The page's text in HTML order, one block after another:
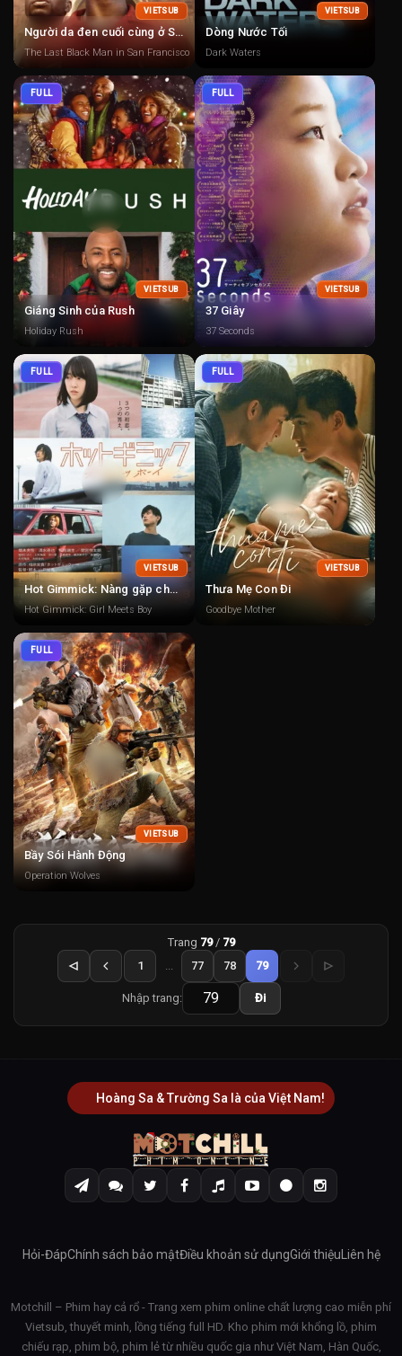
VIETSUB
Người da đen cuối cùng ở San Francisco
The Last Black Man in San Francisco
VIETSUB
Dòng Nước Tối
Dark Waters
FULL
VIETSUB
Giáng Sinh của Rush
Holiday Rush
FULL
VIETSUB
37 Giây
37 Seconds
FULL
VIETSUB
Hot Gimmick: Nàng gặp chàng
Hot Gimmick: Girl Meets Boy
FULL
VIETSUB
Thưa Mẹ Con Đi
Goodbye Mother
FULL
VIETSUB
Bầy Sói Hành Động
Operation Wolves
Trang 79/ 79
1
... 77 78 79
Nhập trang: Đi
Hoàng Sa & Trường Sa là của Việt Nam!
Hỏi-ĐápChính sách bảo mậtĐiều khoản sử dụngGiới thiệu Liên hệ
Motchill – Phim hay cả rổ - Trang xem phim online chất lượng cao miễn phí
Vietsub, thuyết minh, lồng tiếng full HD. Kho phim mới khổng lồ, phim
chiếu rạp, phim bộ, phim lẻ từ nhiều quốc gia như Việt Nam, Hàn Quốc,